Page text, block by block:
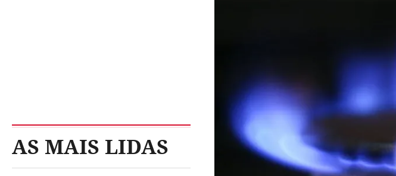
AS MAIS LIDAS